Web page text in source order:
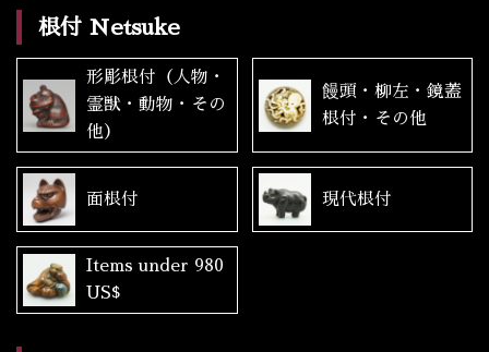
根付 Netsuke
形彫根付（人物・
霊獣・動物・その
他）
饅頭・柳左・鏡蓋
根付・その他
面根付 現代根付
Items under 980
US$